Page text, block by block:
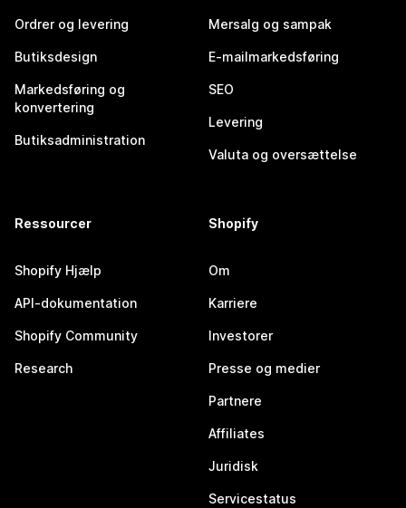
Ordrer og levering
Butiksdesign
Markedsføring og
konvertering
Butiksadministration
Mersalg og sampak
E-mailmarkedsføring
SEO
Levering
Valuta og oversættelse
Ressourcer
Shopify Hjælp
API-dokumentation
Shopify Community
Research
Shopify
Om
Karriere
Investorer
Presse og medier
Partnere
Affiliates
Juridisk
Servicestatus